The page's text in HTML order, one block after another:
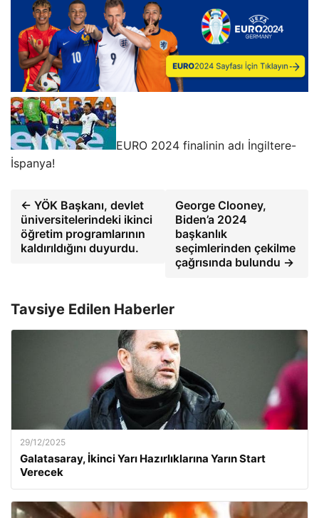
EURO 2024 finalinin adı İngiltere-
İspanya!
← YÖK Başkanı, devlet
üniversitelerindeki ikinci
öğretim programlarının
kaldırıldığını duyurdu.
George Clooney,
Biden’a 2024
başkanlık
seçimlerinden çekilme
çağrısında bulundu →
Tavsiye Edilen Haberler
29/12/2025
Galatasaray, İkinci Yarı Hazırlıklarına Yarın Start
Verecek